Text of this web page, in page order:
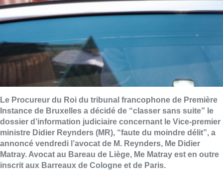
Le Procureur du Roi du tribunal francophone de Première
Instance de Bruxelles a décidé de “classer sans suite” le
dossier d’information judiciaire concernant le Vice-premier
ministre Didier Reynders (MR), “faute du moindre délit”, a
annoncé vendredi l’avocat de M. Reynders, Me Didier
Matray. Avocat au Bareau de Liège, Me Matray est en outre
inscrit aux Barreaux de Cologne et de Paris.